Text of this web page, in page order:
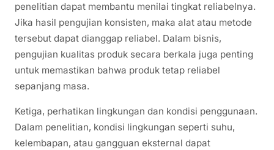
penelitian dapat membantu menilai tingkat reliabelnya.
Jika hasil pengujian konsisten, maka alat atau metode
tersebut dapat dianggap reliabel. Dalam bisnis,
pengujian kualitas produk secara berkala juga penting
untuk memastikan bahwa produk tetap reliabel
sepanjang masa.
Ketiga, perhatikan lingkungan dan kondisi penggunaan.
Dalam penelitian, kondisi lingkungan seperti suhu,
kelembapan, atau gangguan eksternal dapat